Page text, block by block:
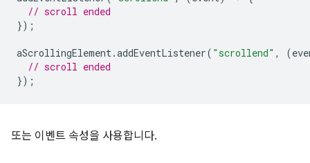
// scroll ended
});
aScrollingElement.addEventListener( "scrollend" , (
// scroll ended
});
또는 이벤트 속성을 사용합니다.